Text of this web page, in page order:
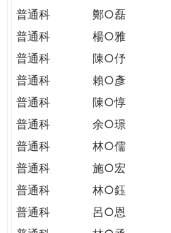
民。
WAGOR
TODAY
THE
WORLD
TOMORROW
PUTTING
YOU
普通科
鄭○磊
普通科
楊○雅
普通科
陳○伃
普通科
賴○彥
普通科
陳○惇
普通科
余○璟
普通科
林○儒
普通科
施○宏
普通科
林○鈺
普通科
呂○恩